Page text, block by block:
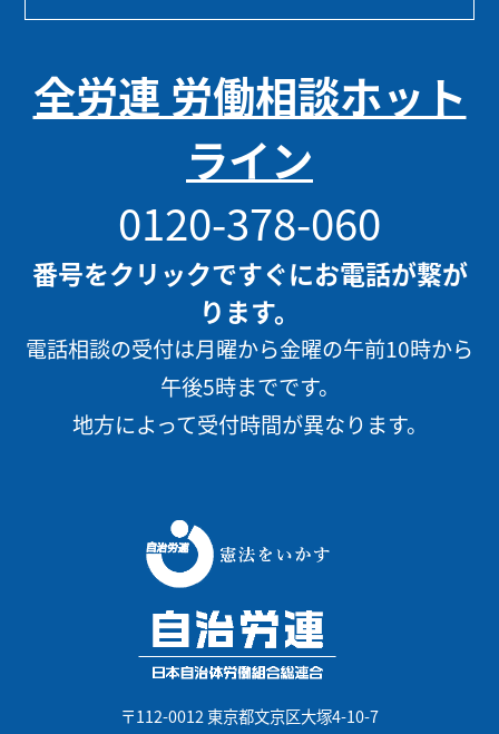
全労連 労働相談ホット
ライン
0120-378-060
番号をクリックですぐにお電話が繋が
ります。
電話相談の受付は月曜から金曜の午前10時から
午後5時までです。
地方によって受付時間が異なります。
〒112-0012 東京都文京区大塚4-10-7